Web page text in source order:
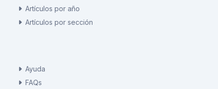
Artículos por año
Artículos por sección
Ayuda
FAQs